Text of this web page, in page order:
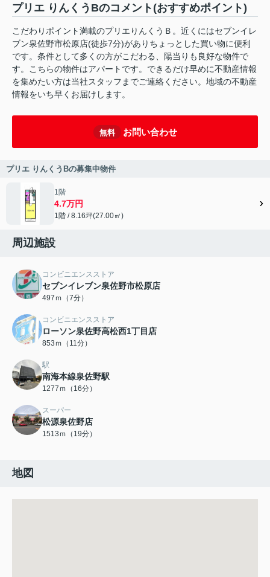
プリエ りんくうBのコメント(おすすめポイント)
こだわりポイント満載のプリエりんくうＢ。近くにはセブンイレ
ブン泉佐野市松原店(徒歩7分)がありちょっとした買い物に便利
です。条件として多くの方がこだわる、陽当りも良好な物件で
す。こちらの物件はアパートです。できるだけ早めに不動産情報
を集めたい方は当社スタッフまでご連絡ください。地域の不動産
情報をいち早くお届けします。
無料 お問い合わせ
プリエ りんくうBの募集中物件
1階
4.7万円
1階 / 8.16坪(27.00㎡)
周辺施設
コンビニエンスストア
セブンイレブン泉佐野市松原店
497ｍ（7分）
コンビニエンスストア
ローソン泉佐野高松西1丁目店
853ｍ（11分）
駅
南海本線泉佐野駅
1277ｍ（16分）
スーパー
松源泉佐野店
1513ｍ（19分）
地図